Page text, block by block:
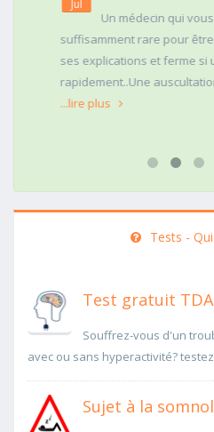
Un médecin qui vous
suffisamment rare pour être
ses explications et ferme si
rapidement..Une auscultation
...lire plus
Tests -
Test gratuit
Souffrez-vous d'un
avec ou sans hyperactivité?
Sujet à la